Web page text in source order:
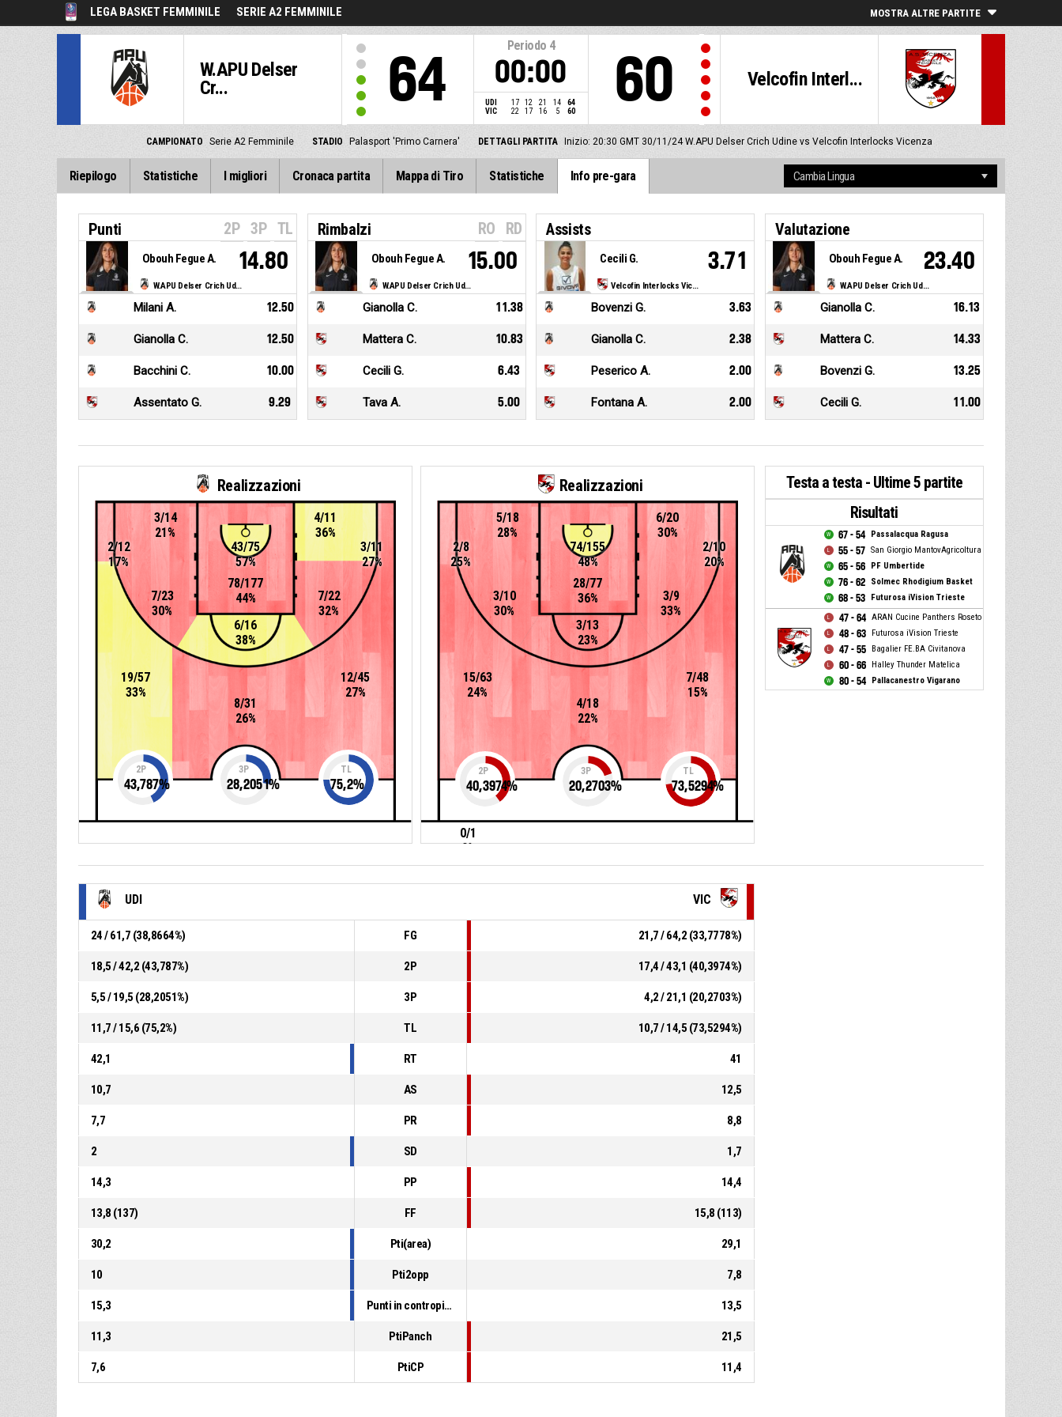
LEGA BASKET FEMMINILE SERIE A2 FEMMINILE MOSTRA ALTRE PARTITE
W.APU Delser
Cr...
64
Periodo 4
00:00
UDI 17 12 21 14
64
VIC
22 17 16 5 60
Velcofin Interl...
60
CAMPIONATO Serie A2 Femminile STADIO Palasport 'Primo Carnera' DETTAGLI PARTITA Inizio: 20:30 GMT 30/11/24 W.APU Delser Crich Udine vs Velcofin Interlocks Vicenza
Riepilogo Statistiche I migliori Cronaca partita Mappa di Tiro Statistiche Info pre-gara
Punti 2P 3P TL
W.APU Delser Crich Udine
Obouh Fegue A. 14.80
Milani A. 12.50
Gianolla C. 12.50
Bacchini C. 10.00
Assentato G. 9.29
Rimbalzi RO RD
W.APU Delser Crich Udine
Obouh Fegue A. 15.00
Gianolla C. 11.38
Mattera C. 10.83
Cecili G. 6.43
Tava A. 5.00
Assists
Velcofin Interlocks Vicenza
Cecili G. 3.71
Bovenzi G. 3.63
Gianolla C. 2.38
Peserico A. 2.00
Fontana A. 2.00
Valutazione
W.APU Delser Crich Udine
Obouh Fegue A. 23.40
Gianolla C. 16.13
Mattera C. 14.33
Bovenzi G. 13.25
Cecili G. 11.00
Realizzazioni
78/177
44%
12/45
27%
6/16
38%
8/31
26%
7/23
30%
43/75
57%
19/57
33%
4/11
36%
7/22
32%
3/14
21%
3/11
27%
2/12
17%
2P
43,787%
3P
28,2051%
TL
75,2%
Realizzazioni
28/77
36%
7/48
15%
2/10
20%
3/9
33%
74/155
48%
15/63
24%
3/10
30%
3/13
23%
4/18
22%
5/18
28%
2/8
25%
6/20
30%
0/1
0%
2P
40,3974%
3P
20,2703%
TL
73,5294%
Testa a testa - Ultime 5 partite
Risultati
67 - 54 Passalacqua Ragusa
55 - 57 San Giorgio MantovAgricoltura
65 - 56 PF Umbertide
76 - 62 Solmec Rhodigium Basket
68 - 53 Futurosa iVision Trieste
47 - 64 ARAN Cucine Panthers Roseto
48 - 63 Futurosa iVision Trieste
47 - 55 Bagalier FE.BA Civitanova
60 - 66 Halley Thunder Matelica
80 - 54 Pallacanestro Vigarano
UDI VIC
24 / 61,7 (38,8664%) FG 21,7 / 64,2 (33,7778%)
18,5 / 42,2 (43,787%) 2P 17,4 / 43,1 (40,3974%)
5,5 / 19,5 (28,2051%) 3P 4,2 / 21,1 (20,2703%)
11,7 / 15,6 (75,2%) TL 10,7 / 14,5 (73,5294%)
42,1 RT 41
10,7 AS 12,5
7,7 PR 8,8
2 SD 1,7
14,3 PP 14,4
13,8 (137) FF 15,8 (113)
30,2 Pti(area) 29,1
10 Pti2opp 7,8
15,3 Punti in contropiede 13,5
11,3 PtiPanch 21,5
7,6 PtiCP 11,4